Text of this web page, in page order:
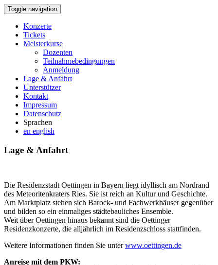
Toggle navigation
Konzerte
Tickets
Meisterkurse
Dozenten
Teilnahmebedingungen
Anmeldung
Lage & Anfahrt
Unterstützer
Kontakt
Impressum
Datenschutz
Sprachen
en english
Lage & Anfahrt
Die Residenzstadt Oettingen in Bayern liegt idyllisch am Nordrand
des Meteoritenkraters Ries. Sie ist reich an Kultur und Geschichte.
Am Marktplatz stehen sich Barock- und Fachwerkhäuser gegenüber
und bilden so ein einmaliges städtebauliches Ensemble.
Weit über Oettingen hinaus bekannt sind die Oettinger
Residenzkonzerte, die alljährlich im Residenzschloss stattfinden.
Weitere Informationen finden Sie unterwww.oettingen.de
Anreise mit dem PKW: